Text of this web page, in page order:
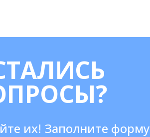
их! Заполните форму